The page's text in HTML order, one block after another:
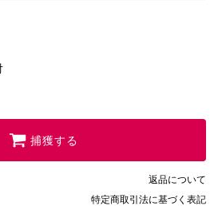
捕獲する
返品について
特定商取引法に基づく表記